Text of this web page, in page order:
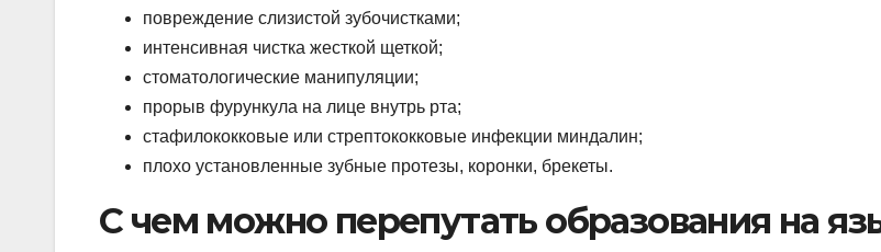
повреждение слизистой зубочистками;
интенсивная чистка жесткой щеткой;
стоматологические манипуляции;
прорыв фурункула на лице внутрь рта;
стафилококковые или стрептококковые инфекции миндалин;
плохо установленные зубные протезы, коронки, брекеты.
С чем можно перепутать образования на